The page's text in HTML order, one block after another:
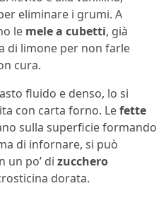
eliminare i grumi. A
le mele a cubetti, già
di limone per non farle
cura.
fluido e denso, lo si
con carta forno. Lefette
sulla superficie formando
di infornare, si può
un po’ di zucchero
dorata.